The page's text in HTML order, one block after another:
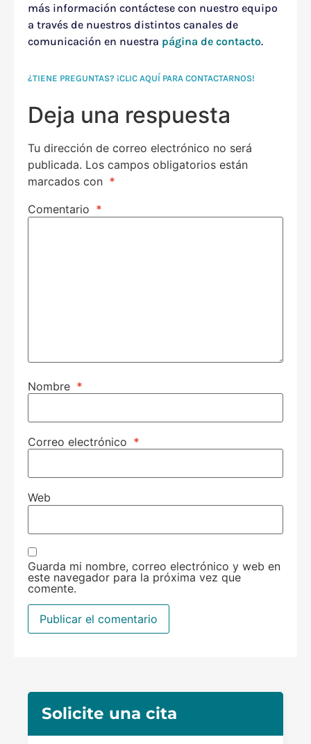
más información contáctese con nuestro equipo
a través de nuestros distintos canales de
comunicación en nuestra página de contacto.
¿TIENE PREGUNTAS? ¡CLIC AQUÍ PARA CONTACTARNOS!
Deja una respuesta
Tu dirección de correo electrónico no será
publicada. Los campos obligatorios están
marcados con *
Comentario *
Nombre *
Correo electrónico *
Web
Guarda mi nombre, correo electrónico y web en
este navegador para la próxima vez que
comente.
Solicite una cita